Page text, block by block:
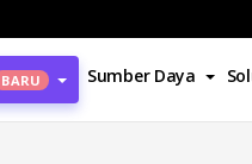
BARU Sumber Daya